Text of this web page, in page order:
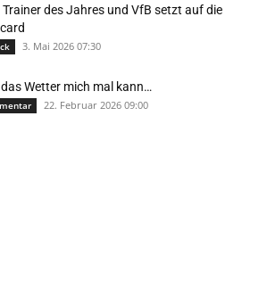
Trainer des Jahres und VfB setzt auf die
3. Mai 2026 07:30
Wetter mich mal kann…
22. Februar 2026 09:00